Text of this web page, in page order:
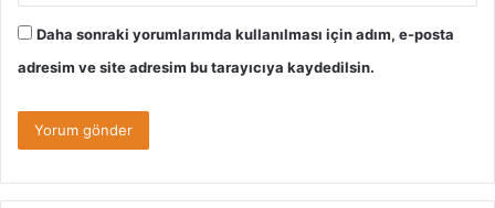
Daha sonraki yorumlarımda kullanılması için adım, e-posta
adresim ve site adresim bu tarayıcıya kaydedilsin.